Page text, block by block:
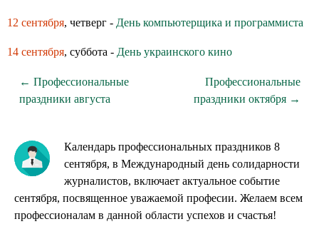
12 сентября, четверг - День компьютерщика и программиста
14 сентября, суббота - День украинского кино
← Профессиональные
праздники августа
Профессиональные
праздники октября →
Календарь профессиональных праздников 8
сентября, в Международный день солидарности
журналистов, включает актуальное событие
сентября, посвященное уважаемой професии. Желаем всем
профессионалам в данной области успехов и счастья!